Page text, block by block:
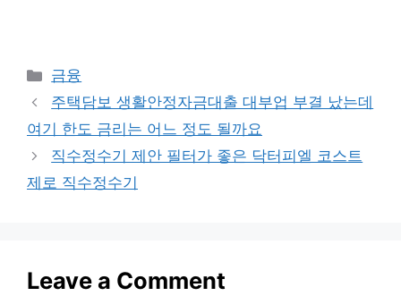
Categories
금융
주택담보 생활안정자금대출 대부업 부결 났는데
여기 한도 금리는 어느 정도 될까요
직수정수기 제안 필터가 좋은 닥터피엘 코스트
제로 직수정수기
Leave a Comment